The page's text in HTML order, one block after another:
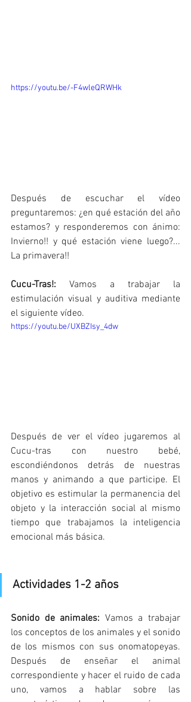
https://youtu.be/-F4wleQRWHk
Después de escuchar el vídeo
preguntaremos: ¿en qué estación del año
estamos? y responderemos con ánimo:
Invierno!! y qué estación viene luego?...
La primavera!!
Cucu-Tras!: Vamos a trabajar la
estimulación visual y auditiva mediante
el siguiente vídeo.
https://youtu.be/UXBZIsy_4dw
Después de ver el vídeo jugaremos al
Cucu-tras con nuestro bebé,
escondiéndonos detrás de nuestras
manos y animando a que participe. El
objetivo es estimular la permanencia del
objeto y la interacción social al mismo
tiempo que trabajamos la inteligencia
emocional más básica.
Actividades 1-2 años
Sonido de animales: Vamos a trabajar
los conceptos de los animales y el sonido
de los mismos con sus onomatopeyas.
Después de enseñar el animal
correspondiente y hacer el ruido de cada
uno, vamos a hablar sobre las